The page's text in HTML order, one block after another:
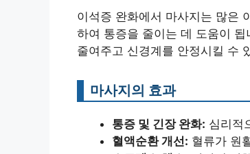
이석증 완화에서 마사지는 많은
하여 통증을 줄이는 데 도움이
줄여주고 신경계를 안정시킬 수
마사지의 효과
통증 및 긴장 완화: 심리적
혈액순환 개선: 혈류가 원